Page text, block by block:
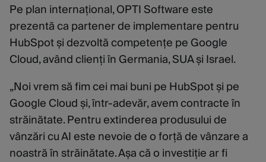
Pe plan internațional, OPTI Software este
prezentă ca partener de implementare pentru
HubSpot și dezvoltă competențe pe Google
Cloud, având clienți în Germania, SUA și Israel.
„Noi vrem să fim cei mai buni pe HubSpot și pe
Google Cloud și, într-adevăr, avem contracte în
străinătate. Pentru extinderea produsului de
vânzări cu AI este nevoie de o forță de vânzare a
noastră în străinătate. Așa că o investiție ar fi